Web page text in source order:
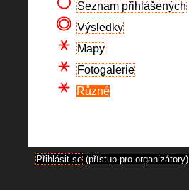
Seznam přihlášených
Výsledky
Mapy
Fotogalerie
Různé
Přihlásit se (přístup pro organizátory)